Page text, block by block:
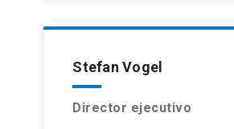
Stefan Vogel
Director ejecutivo